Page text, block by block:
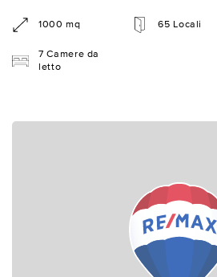
1000 mq 65 Locali
7 Camere da
letto